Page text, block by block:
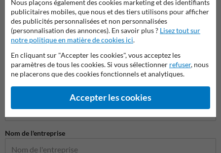
Poser votre question à Panneausecurite.be
Nom de l'entreprise
Nous plaçons également des cookies marketing et des identifiants
publicitaires mobiles, que nous et des tiers utilisons pour afficher
des publicités personnalisées et non personnalisées
(personnalisation des annonces). En savoir plus ? Lisez tout sur
notre politique en matière de cookies ici.
En cliquant sur "Accepter les cookies", vous acceptez les
paramètres de tous les cookies. Si vous sélectionner refuser, nous
ne placerons que des cookies fonctionnels et analytiques.
Accepter les cookies